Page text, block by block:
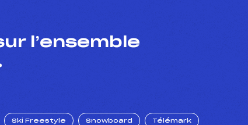
l’ensemble
Ski Freestyle Snowboard Télémark